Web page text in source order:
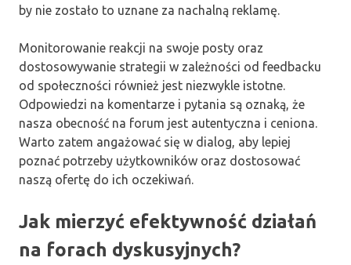
by nie zostało to uznane za nachalną reklamę.
Monitorowanie reakcji na swoje posty oraz
dostosowywanie strategii w zależności od feedbacku
od społeczności również jest niezwykle istotne.
Odpowiedzi na komentarze i pytania są oznaką, że
nasza obecność na forum jest autentyczna i ceniona.
Warto zatem angażować się w dialog, aby lepiej
poznać potrzeby użytkowników oraz dostosować
naszą ofertę do ich oczekiwań.
Jak mierzyć efektywność działań
na forach dyskusyjnych?